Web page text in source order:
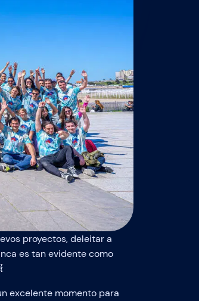
proyectos, deleitar a
es tan evidente como
excelente momento para